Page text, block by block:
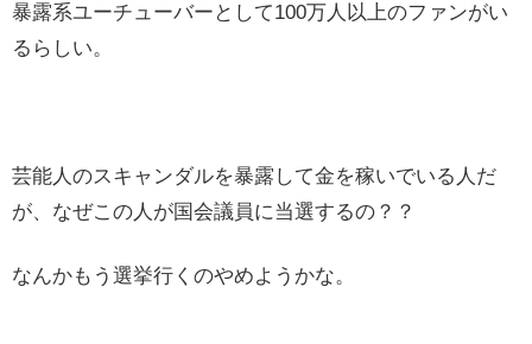
暴露系ユーチューバーとして100万人以上のファンがい
るらしい。
芸能人のスキャンダルを暴露して金を稼いでいる人だ
が、なぜこの人が国会議員に当選するの？？
なんかもう選挙行くのやめようかな。